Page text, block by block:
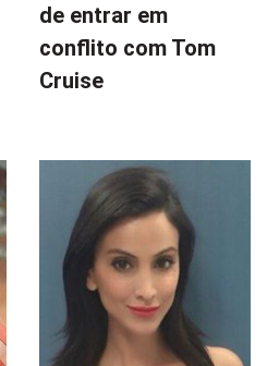
de entrar em
conflito com Tom
Cruise